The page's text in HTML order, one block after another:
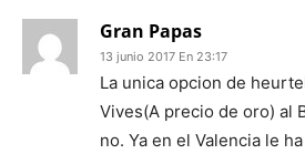
Gran Papas
13 junio 2017 En 23:17
La unica opcion de
Vives(A precio de oro) al
no. Ya en el Valencia le